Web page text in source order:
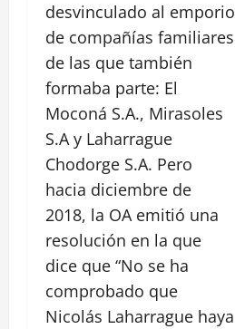
desvinculado al emporio
de compañías familiares
de las que también
formaba parte: El
Moconá S.A., Mirasoles
S.A y Laharrague
Chodorge S.A. Pero
hacia diciembre de
2018, la OA emitió una
resolución en la que
dice que “No se ha
comprobado que
Nicolás Laharrague haya